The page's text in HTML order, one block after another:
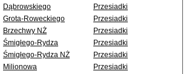
Dąbrowskiego
Przesiadki
Grota-Roweckiego
Przesiadki
Brzechwy NŻ
Przesiadki
Śmigłego-Rydza
Przesiadki
Śmigłego-Rydza NŻ
Przesiadki
Milionowa
Przesiadki